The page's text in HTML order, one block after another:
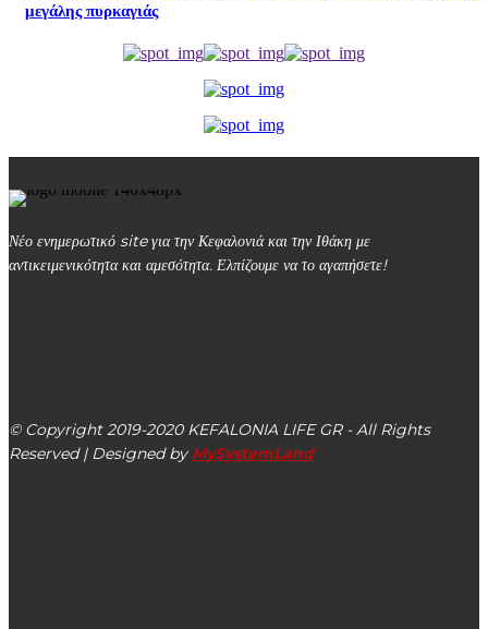
μεγάλης πυρκαγιάς
Νέο ενημερωτικό site για την Κεφαλονιά και την Ιθάκη με
αντικειμενικότητα και αμεσότητα. Ελπίζουμε να το αγαπήσετε!
© Copyright 2019-2020 KEFALONIA LIFE GR - All Rights
Reserved | Designed by MySystemLand